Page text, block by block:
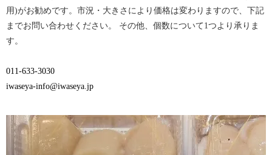
き
ま
い
ウ
ィ
ン
す)
用)がお勧めです。市況・大きさにより価格は変わりますので、下記
までお問い合わせください。 その他、個数について1つより承りま
す。
011-633-3030
iwaseya-info@iwaseya.jp